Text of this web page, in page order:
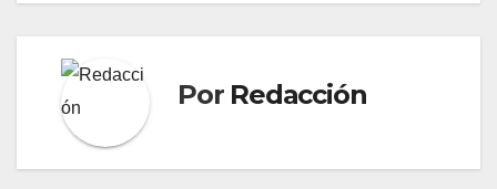
Por Redacción